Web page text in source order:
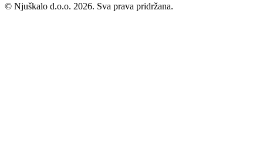
© Njuškalo d.o.o. 2026. Sva prava pridržana.